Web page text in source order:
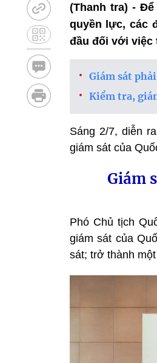
(Thanh tra) -
quyền lực, các
đầu đối với việc
Giám sát
Kiểm tra,
Sáng 2/7, diễn
giám sát của
Giám
Phó Chủ tịch
giám sát của
sát; trở thành